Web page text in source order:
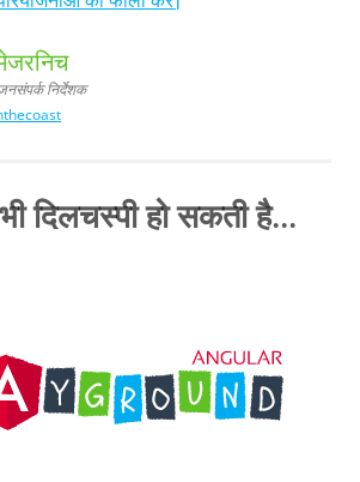
निर्देशक
दिलचस्पी हो सकती है...